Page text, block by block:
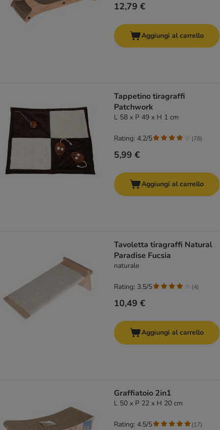
12,79 €
Aggiungi al carrello
Tappetino tiragraffi
Patchwork
L 58 x P 49 x H 1 cm
5,99 €
Rating: 4.2/5 (78)
Aggiungi al carrello
Tavoletta tiragraffi Natural
Paradise Fucsia
naturale
10,49 €
Rating: 3.5/5 (4)
Aggiungi al carrello
Graffiatoio 2in1
L 50 x P 22 x H 20 cm
Rating: 4.5/5 (17)